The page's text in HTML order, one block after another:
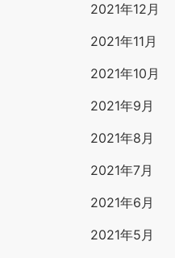
2021年12月
2021年11月
2021年10月
2021年9月
2021年8月
2021年7月
2021年6月
2021年5月